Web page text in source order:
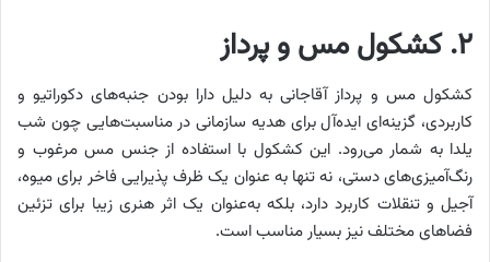
۲. کشکول مس و پرداز
کشکول مس و پرداز آقاجانی به دلیل دارا بودن جنبه‌های دکوراتیو و
کاربردی، گزینه‌ای ایده‌آل برای هدیه سازمانی در مناسبت‌هایی چون شب
یلدا به شمار می‌رود. این کشکول با استفاده از جنس مس مرغوب و
رنگ‌آمیزی‌های دستی، نه تنها به عنوان یک ظرف پذیرایی فاخر برای میوه،
آجیل و تنقلات کاربرد دارد، بلکه به‌عنوان یک اثر هنری زیبا برای تزئین
فضاهای مختلف نیز بسیار مناسب است.